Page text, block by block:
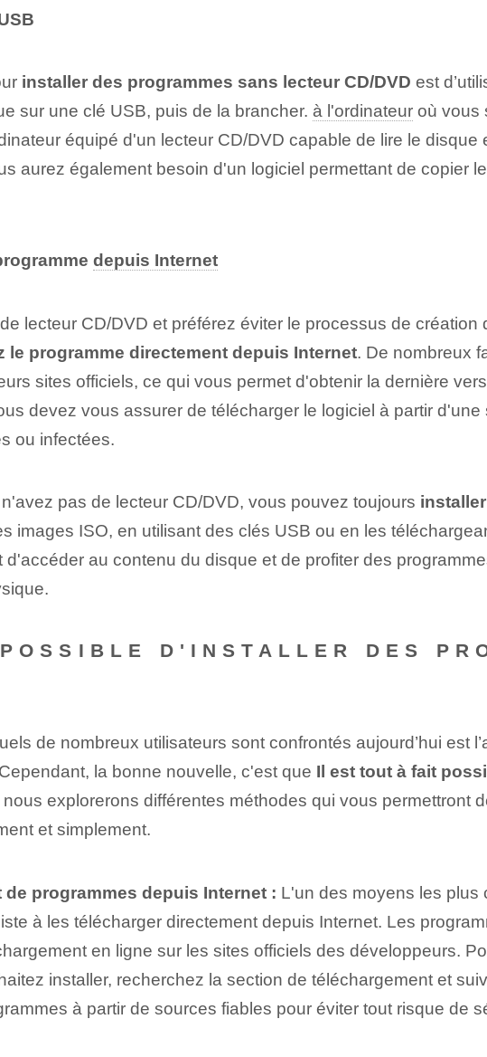
installer des programmes sans lecteur CD/DVD ‍est
sur une clé USB, puis de la brancher. à l'ordinateuroù vous
équipé d'un lecteur CD/DVD capable de lire le
aurez également besoin d'un logiciel permettant de copier
depuis Internet
lecteur CD/DVD et préférez éviter le processus de
le programme directement depuis Internet. De nombreux
sites officiels, ce qui vous permet d'obtenir la dernière
devez vous assurer de télécharger le logiciel à partir
ou infectées.
pas de lecteur CD/DVD, vous pouvez toujours
images ISO, en utilisant des clés USB ou en les
au contenu du disque et de profiter des
D'INSTALLER DES
de nombreux utilisateurs sont confrontés aujourd’hui est
la bonne nouvelle, c'est que Il est tout à fait
explorerons différentes méthodes qui vous permettront
et simplement.
de programmes depuis Internet : L'un des moyens les plus
à les télécharger directement depuis Internet. Les
en ligne sur les sites officiels des développeurs.
installer, recherchez la section de téléchargement et
à partir de sources fiables pour éviter tout risque de